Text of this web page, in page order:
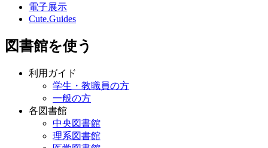
電子展示
Cute.Guides
図書館を使う
利用ガイド
学生・教職員の方
一般の方
各図書館
中央図書館
理系図書館